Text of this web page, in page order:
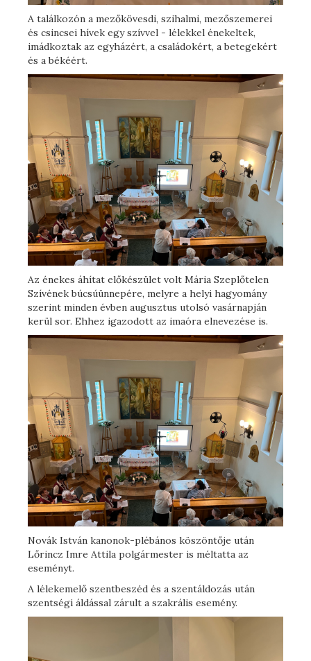
A találkozón a mezőkövesdi, szihalmi, mezőszemerei
és csincsei hívek egy szívvel - lélekkel énekeltek,
imádkoztak az egyházért, a családokért, a betegekért
és a békéért.
Az énekes áhítat előkészület volt Mária Szeplőtelen
Szívének búcsúünnepére, melyre a helyi hagyomány
szerint minden évben augusztus utolsó vasárnapján
kerül sor. Ehhez igazodott az imaóra elnevezése is.
Novák István kanonok-plébános köszöntője után
Lőrincz Imre Attila polgármester is méltatta az
eseményt.
A lélekemelő szentbeszéd és a szentáldozás után
szentségi áldással zárult a szakrális esemény.